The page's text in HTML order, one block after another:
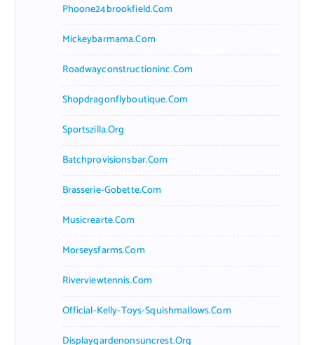
Phoone24brookfield.com
Mickeybarmama.com
Roadwayconstructioninc.com
Shopdragonflyboutique.com
Sportszilla.org
Batchprovisionsbar.com
Brasserie-Gobette.com
Musicrearte.com
Morseysfarms.com
Riverviewtennis.com
Official-Kelly-Toys-Squishmallows.com
Displaygardenonsuncrest.org